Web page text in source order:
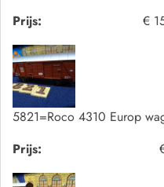
Prijs:
€
5821=Roco 4310 Europ
Prijs: